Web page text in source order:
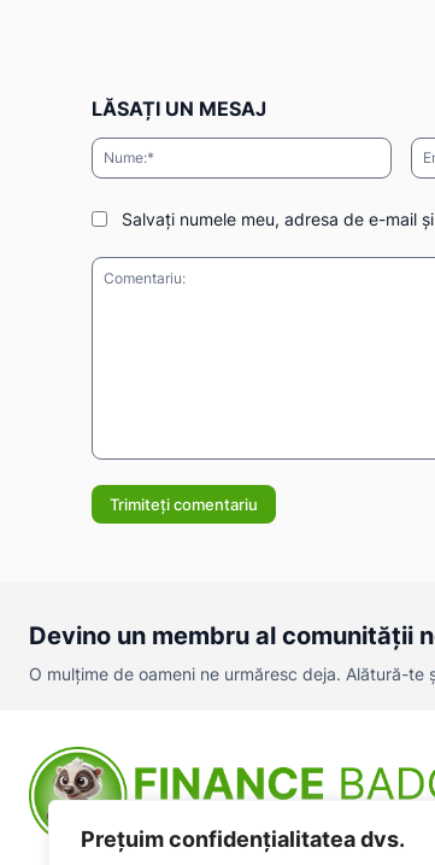
Prețuim confidențialitatea dvs.
LĂSAȚI UN MESAJ
Salvați numele meu, adresa de e-mail
Devino un membru al comunității
O mulțime de oameni ne urmăresc deja. Alătură-